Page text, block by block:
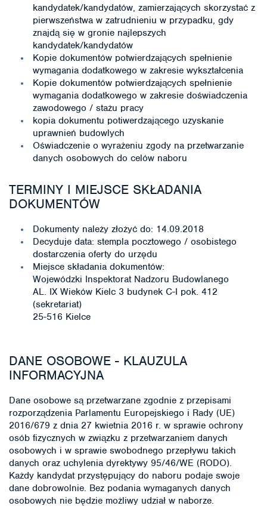
kandydatek/kandydatów, zamierzających skorzystać z
pierwszeństwa w zatrudnieniu w przypadku, gdy
znajdą się w gronie najlepszych
kandydatek/kandydatów
Kopie dokumentów potwierdzających spełnienie
wymagania dodatkowego w zakresie wykształcenia
Kopie dokumentów potwierdzających spełnienie
wymagania dodatkowego w zakresie doświadczenia
zawodowego / stażu pracy
kopia dokumentu potiwerdzającego uzyskanie
uprawnień budowlych
Oświadczenie o wyrażeniu zgody na przetwarzanie
danych osobowych do celów naboru
TERMINY I MIEJSCE SKŁADANIA
DOKUMENTÓW
Dokumenty należy złożyć do: 14.09.2018
Decyduje data: stempla pocztowego / osobistego
dostarczenia oferty do urzędu
Miejsce składania dokumentów:
Wojewódzki Inspektorat Nadzoru Budowlanego
AL. IX Wieków Kielc 3 budynek C-I pok. 412
(sekretariat)
25-516 Kielce
DANE OSOBOWE - KLAUZULA
INFORMACYJNA
Dane osobowe są przetwarzane zgodnie z przepisami
rozporządzenia Parlamentu Europejskiego i Rady (UE)
2016/679 z dnia 27 kwietnia 2016 r. w sprawie ochrony
osób fizycznych w związku z przetwarzaniem danych
osobowych i w sprawie swobodnego przepływu takich
danych oraz uchylenia dyrektywy 95/46/WE (RODO).
Każdy kandydat przystępujący do naboru podaje swoje
dane dobrowolnie. Bez podania wymaganych danych
osobowych nie będzie możliwy udział w naborze.